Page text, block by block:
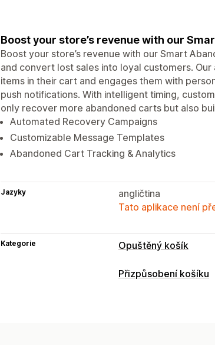
Boost your store’s revenue with our
Boost your store’s revenue with our Smart
and convert lost sales into loyal customers.
items in their cart and engages them with
push notifications. With intelligent timing,
only recover more abandoned carts but also
Automated Recovery Campaigns
Customizable Message Templates
Abandoned Cart Tracking & Analytics
Jazyky
angličtina
Tato aplikace není
Kategorie Opuštěný košík
Přizpůsobení košíku